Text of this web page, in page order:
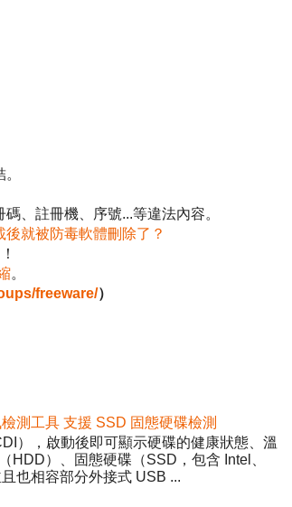
、註冊機、序號...等違法內容。
就被防毒軟體刪除了？
。
freeware/）
測工具 支援 SSD 固態硬碟檢測
），啟動後即可顯示硬碟的健康狀態、溫
HDD）、固態硬碟（SSD，包含 Intel、
也相容部分外接式 USB ...